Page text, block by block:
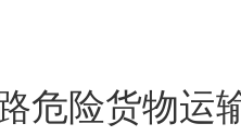
危险货物